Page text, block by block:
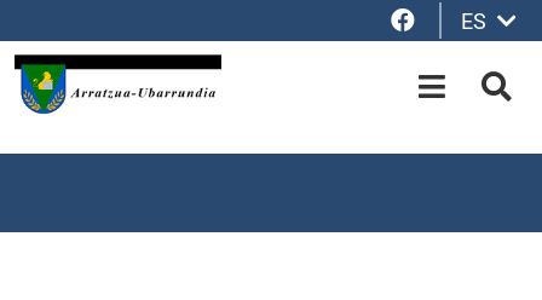
Facebook
ES
OPEN-